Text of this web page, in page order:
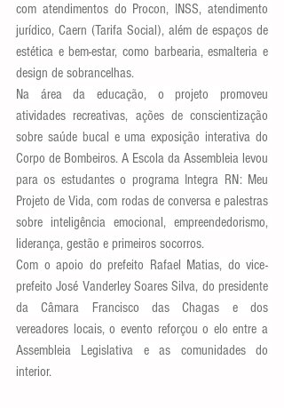
com atendimentos do Procon, INSS, atendimento
jurídico, Caern (Tarifa Social), além de espaços de
estética e bem-estar, como barbearia, esmalteria e
design de sobrancelhas.
Na área da educação, o projeto promoveu
atividades recreativas, ações de conscientização
sobre saúde bucal e uma exposição interativa do
Corpo de Bombeiros. A Escola da Assembleia levou
para os estudantes o programa Integra RN: Meu
Projeto de Vida, com rodas de conversa e palestras
sobre inteligência emocional, empreendedorismo,
liderança, gestão e primeiros socorros.
Com o apoio do prefeito Rafael Matias, do vice-
prefeito José Vanderley Soares Silva, do presidente
da Câmara Francisco das Chagas e dos
vereadores locais, o evento reforçou o elo entre a
Assembleia Legislativa e as comunidades do
interior.